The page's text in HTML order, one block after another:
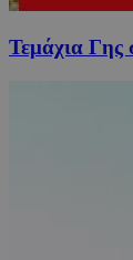
Τεμάχια Γης